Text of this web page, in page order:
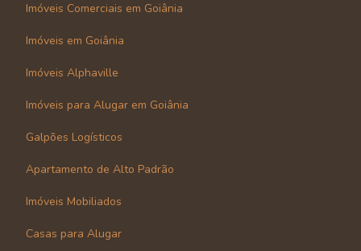
Imóveis Comerciais em Goiânia
Imóveis em Goiânia
Imóveis Alphaville
Imóveis para Alugar em Goiânia
Galpões Logísticos
Apartamento de Alto Padrão
Imóveis Mobiliados
Casas para Alugar